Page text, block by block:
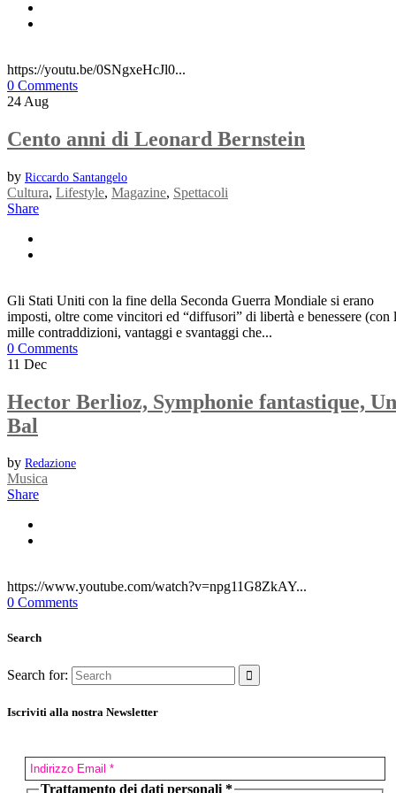
https://youtu.be/0SNgxeHcJl0...
0 Comments
24 Aug
Cento anni di Leonard Bernstein
by Riccardo Santangelo
Cultura, Lifestyle, Magazine, Spettacoli
Share
Gli Stati Uniti con la fine della Seconda Guerra Mondiale si erano
imposti, oltre come vincitori ed “diffusori” di libertà e benessere (con
mille contraddizioni, vantaggi e svantaggi che...
0 Comments
11 Dec
Hector Berlioz, Symphonie fantastique, Un
Bal
by Redazione
Musica
Share
https://www.youtube.com/watch?v=npg11G8ZkAY...
0 Comments
Search
Search for:
Iscriviti alla nostra Newsletter
Trattamento dei dati personali *